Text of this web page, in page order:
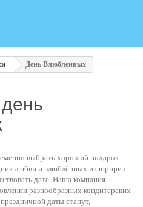
День Влюбленных
выбрать хороший подарок
любви и влюблённых и сюрприз
дате. Наша компания
разнообразных кондитерских
даты станут,